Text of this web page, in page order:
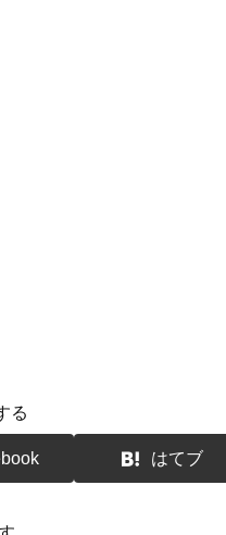
る
はてブ